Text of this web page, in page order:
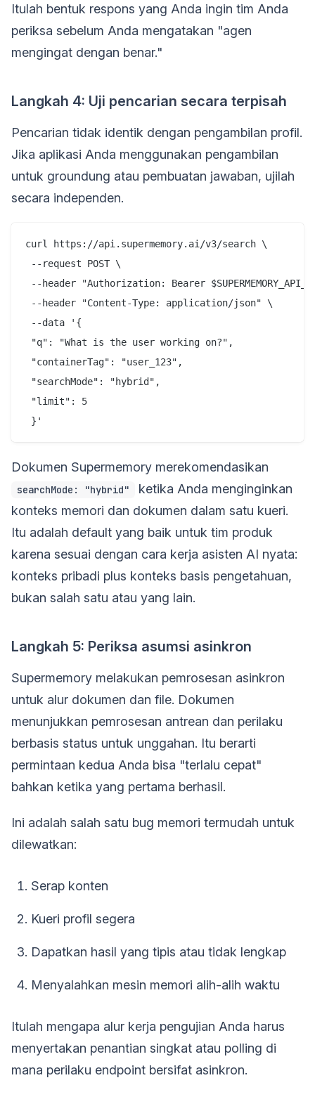
Itulah bentuk respons yang Anda ingin tim Anda
periksa sebelum Anda mengatakan "agen
mengingat dengan benar."
Langkah 4: Uji pencarian secara terpisah
Pencarian tidak identik dengan pengambilan profil.
Jika aplikasi Anda menggunakan pengambilan
untuk groundung atau pembuatan jawaban, ujilah
secara independen.
curl https://api.supermemory.ai/v3/search \
--request POST \
--header "Authorization: Bearer
--header "Content-Type: application/json" \
--data '{
"q": "What is the user working on?",
"containerTag": "user_123",
"searchMode": "hybrid",
"limit": 5
Dokumen Supermemory merekomendasikan
searchMode: "hybrid"
ketika Anda menginginkan
konteks memori dan dokumen dalam satu kueri.
Itu adalah default yang baik untuk tim produk
karena sesuai dengan cara kerja asisten AI nyata:
konteks pribadi plus konteks basis pengetahuan,
bukan salah satu atau yang lain.
Langkah 5: Periksa asumsi asinkron
Supermemory melakukan pemrosesan asinkron
untuk alur dokumen dan file. Dokumen
menunjukkan pemrosesan antrean dan perilaku
berbasis status untuk unggahan. Itu berarti
permintaan kedua Anda bisa "terlalu cepat"
bahkan ketika yang pertama berhasil.
Ini adalah salah satu bug memori termudah untuk
dilewatkan:
Serap konten
Kueri profil segera
Dapatkan hasil yang tipis atau tidak lengkap
Menyalahkan mesin memori alih-alih waktu
Itulah mengapa alur kerja pengujian Anda harus
menyertakan penantian singkat atau polling di
mana perilaku endpoint bersifat asinkron.